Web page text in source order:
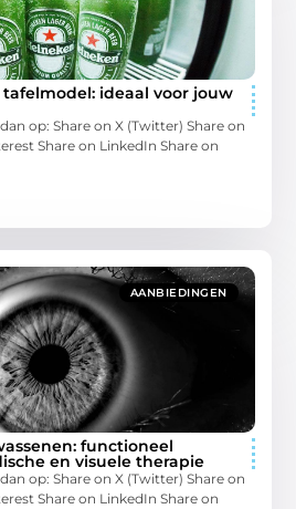
ideaal voor jouw
op: Share on X (Twitter) Share on
Share on LinkedIn Share on
AANBIEDINGEN
functioneel
en visuele therapie
op: Share on X (Twitter) Share on
Share on LinkedIn Share on